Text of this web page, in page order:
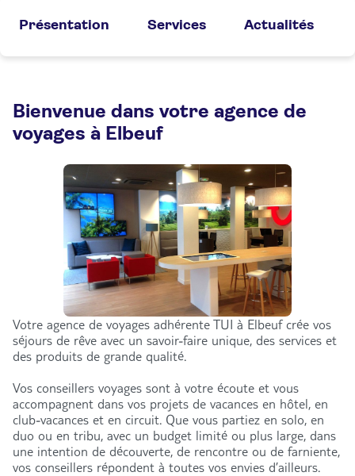
Présentation Services Actualités
Bienvenue dans votre agence de
voyages à Elbeuf
Votre agence de voyages adhérente TUI à Elbeuf crée vos
séjours de rêve avec un savoir-faire unique, des services et
des produits de grande qualité.
Vos conseillers voyages sont à votre écoute et vous
accompagnent dans vos projets de vacances en hôtel, en
club-vacances et en circuit. Que vous partiez en solo, en
duo ou en tribu, avec un budget limité ou plus large, dans
une intention de découverte, de rencontre ou de farniente,
vos conseillers répondent à toutes vos envies d’ailleurs.